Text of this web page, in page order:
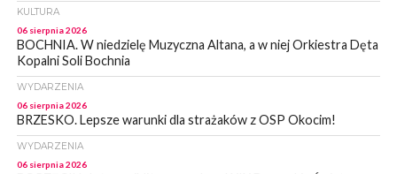
KULTURA
06 sierpnia 2026
BOCHNIA. W niedzielę Muzyczna Altana, a w niej Orkiestra Dęta
Kopalni Soli Bochnia
WYDARZENIA
06 sierpnia 2026
BRZESKO. Lepsze warunki dla strażaków z OSP Okocim!
WYDARZENIA
06 sierpnia 2026